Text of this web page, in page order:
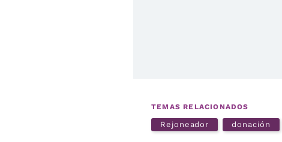
TEMAS RELACIONADOS
Rejoneador donación